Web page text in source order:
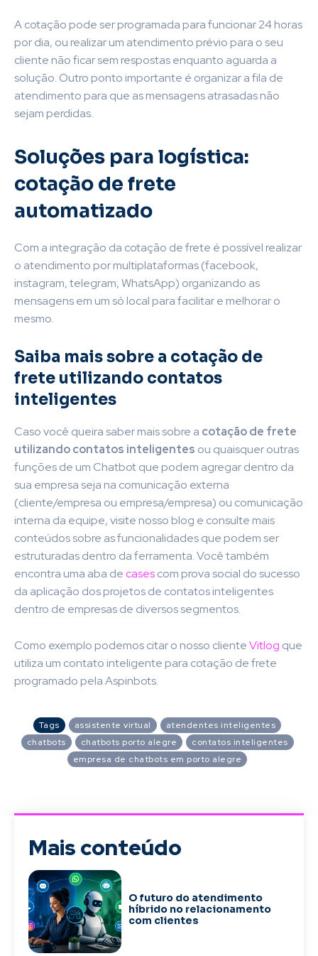
Acotação pode ser programada para funcionar 24 horas
por dia, ou realizar um atendimento prévio para o seu
cliente não ficar sem respostas enquanto aguarda a
solução. Outro ponto importante é organizar a fila de
atendimento para que as mensagens atrasadas não
sejam perdidas.
Soluções para logística:
cotação de frete
automatizado
Com a integração da cotação de frete é possível realizar
o atendimento por multiplataformas (facebook,
instagram, telegram, WhatsApp) organizando as
mensagens em um só local para facilitar e melhorar o
mesmo.
Saiba mais sobre a cotação de
frete utilizando contatos
inteligentes
Caso você queira saber mais sobre a cotação de frete
utilizando contatos inteligentes ou quaisquer outras
funções de um Chatbot que podem agregar dentro da
sua empresa seja na comunicação externa
(cliente/empresa ou empresa/empresa) ou comunicação
interna da equipe, visite nosso blog e consulte mais
conteúdos sobre as funcionalidades que podem ser
estruturadas dentro da ferramenta. Você também
encontra uma aba de casescom prova social do sucesso
da aplicação dos projetos de contatos inteligentes
dentro de empresas de diversos segmentos.
Como exemplo podemos citar o nosso clienteVitlog que
utiliza um contato inteligente para cotação de frete
programado pela Aspinbots.
Tags assistente virtual
atendentes inteligentes
chatbots
chatbots porto alegre
contatos inteligentes
empresa de chatbots em porto alegre
Mais conteúdo
O futuro do atendimento
híbrido no relacionamento
com clientes